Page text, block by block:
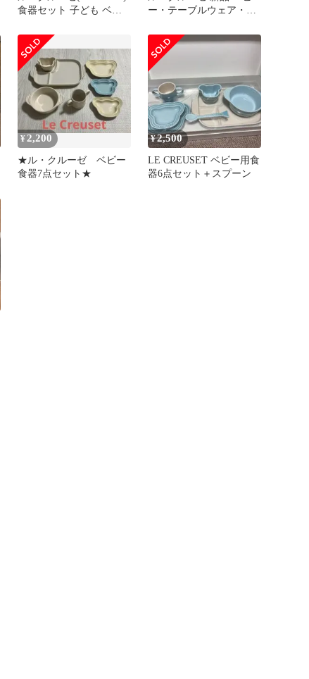
食器セット 子ども ベビ
ット デューン 耐熱 耐冷
電子レンジ オーブン 対
応 出産祝い お食い初め
男の子 女の子 ギフト
【日本正規販売品】 [デ
ューン] [テーブルウェア
セット]
ー・テーブルウェア・セ
¥ 2,200
★ル・クルーゼ ベビー
食器7点セット★
¥2,500
LE CREUSET ベビー用食
器6点セット＋スプーン